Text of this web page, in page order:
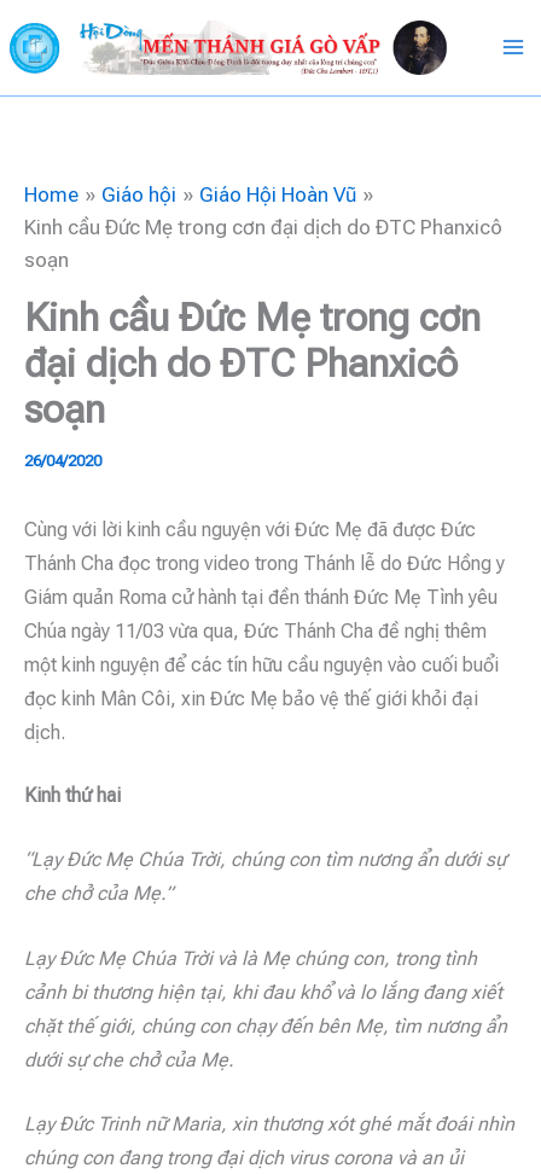
to
content
Home Giáo hội
Giáo Hội Hoàn Vũ
Kinh cầu Đức Mẹ trong cơn đại dịch do ĐTC Phanxicô
soạn
Kinh cầu Đức Mẹ trong cơn
đại dịch do ĐTC Phanxicô
soạn
26/04/2020
Cùng với lời kinh cầu nguyện với Đức Mẹ đã được Đức
Thánh Cha đọc trong video trong Thánh lễ do Đức Hồng y
Giám quản Roma cử hành tại đền thánh Đức Mẹ Tình yêu
Chúa ngày 11/03 vừa qua, Đức Thánh Cha đề nghị thêm
một kinh nguyện để các tín hữu cầu nguyện vào cuối buổi
đọc kinh Mân Côi, xin Đức Mẹ bảo vệ thế giới khỏi đại
dịch.
Kinh thứ hai
“Lạy Đức Mẹ Chúa Trời, chúng con tìm nương ẩn dưới sự
che chở của Mẹ.”
Lạy Đức Mẹ Chúa Trời và là Mẹ chúng con, trong tình
cảnh bi thương hiện tại, khi đau khổ và lo lắng đang xiết
chặt thế giới, chúng con chạy đến bên Mẹ, tìm nương ẩn
dưới sự che chở của Mẹ.
Lạy Đức Trinh nữ Maria, xin thương xót ghé mắt đoái nhìn
chúng con đang trong đại dịch virus corona và an ủi